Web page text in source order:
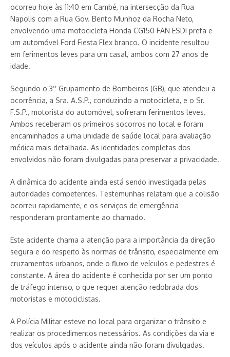
ocorreu hoje às 11:40 em Cambé, na intersecção da Rua
Napolis com a Rua Gov. Bento Munhoz da Rocha Neto,
envolvendo uma motocicleta Honda CG150 FAN ESDI preta e
um automóvel Ford Fiesta Flex branco. O incidente resultou
em ferimentos leves para um casal, ambos com 27 anos de
idade.
Segundo o 3º Grupamento de Bombeiros (GB), que atendeu a
ocorrência, a Sra. A.S.P., conduzindo a motocicleta, e o Sr.
F.S.P., motorista do automóvel, sofreram ferimentos leves.
Ambos receberam os primeiros socorros no local e foram
encaminhados a uma unidade de saúde local para avaliação
médica mais detalhada. As identidades completas dos
envolvidos não foram divulgadas para preservar a privacidade.
A dinâmica do acidente ainda está sendo investigada pelas
autoridades competentes. Testemunhas relatam que a colisão
ocorreu rapidamente, e os serviços de emergência
responderam prontamente ao chamado.
Este acidente chama a atenção para a importância da direção
segura e do respeito às normas de trânsito, especialmente em
cruzamentos urbanos, onde o fluxo de veículos e pedestres é
constante. A área do acidente é conhecida por ser um ponto
de tráfego intenso, o que requer atenção redobrada dos
motoristas e motociclistas.
A Polícia Militar esteve no local para organizar o trânsito e
realizar os procedimentos necessários. As condições da via e
dos veículos após o acidente ainda não foram divulgadas.